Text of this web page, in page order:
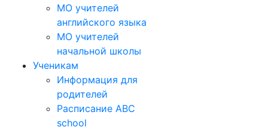
МО учителей
английского языка
МО учителей
начальной школы
Ученикам
Информация для
родителей
Расписание ABC
school